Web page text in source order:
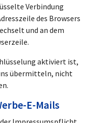
Verbindung
des Browsers
und an dem
aktiviert ist,
übermitteln, nicht
E-Mails